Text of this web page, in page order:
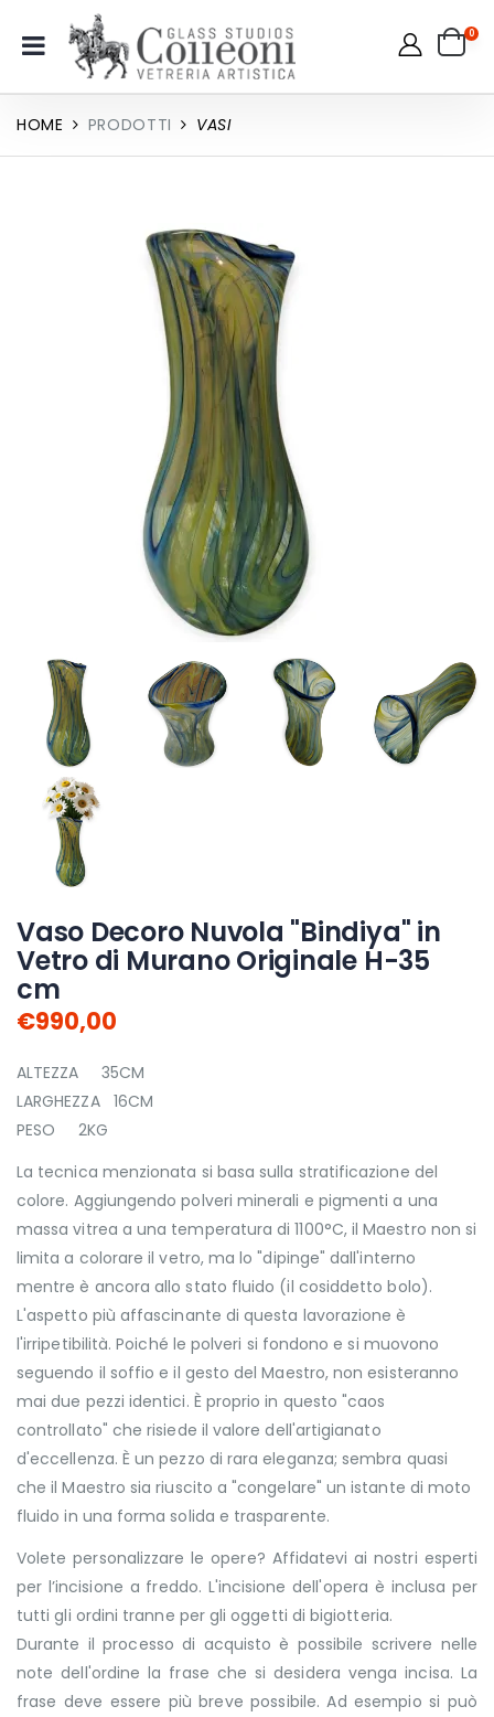
0
HOME PRODOTTI VASI
Vaso Decoro Nuvola "Bindiya" in
Vetro di Murano Originale H-35
cm
€990,00
ALTEZZA 35CM
LARGHEZZA 16CM
PESO 2KG
La tecnica menzionata si basa sulla stratificazione del
colore. Aggiungendo polveri minerali e pigmenti a una
massa vitrea a una temperatura di 1100°C, il Maestro non si
limita a colorare il vetro, ma lo "dipinge" dall'interno
mentre è ancora allo stato fluido (il cosiddetto bolo).
L'aspetto più affascinante di questa lavorazione è
l'irripetibilità. Poiché le polveri si fondono e si muovono
seguendo il soffio e il gesto del Maestro, non esisteranno
mai due pezzi identici. È proprio in questo "caos
controllato" che risiede il valore dell'artigianato
d'eccellenza. È un pezzo di rara eleganza; sembra quasi
che il Maestro sia riuscito a "congelare" un istante di moto
fluido in una forma solida e trasparente.
Volete personalizzare le opere? Affidatevi ai nostri esperti
per l’incisione a freddo. L'incisione dell'opera è inclusa per
tutti gli ordini tranne per gli oggetti di bigiotteria.
Durante il processo di acquisto è possibile scrivere nelle
note dell'ordine la frase che si desidera venga incisa. La
frase deve essere più breve possibile. Ad esempio si può